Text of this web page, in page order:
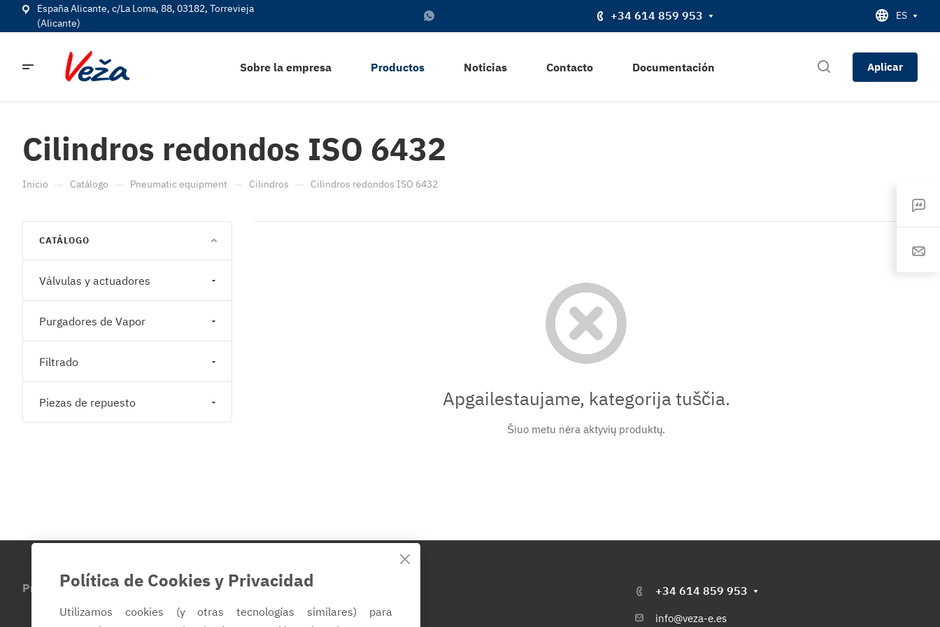
España Alicante, c/La Loma, 88, 03182, Torrevieja
(Alicante)
+34 614 859 953 ES
Sobre la empresa Productos Noticias Contacto Documentación Aplicar
Cilindros redondos ISO 6432
Inicio — Catálogo — Pneumatic equipment — Cilindros — Cilindros redondos ISO 6432
Apgailestaujame, kategorija tuščia.
Šiuo metu nėra aktyvių produktų.
CATÁLOGO
Válvulas y actuadores
Purgadores de Vapor
Filtrado
Piezas de repuesto
Productos Sobre la empresa Contacto +34 614 859 953
info@veza-e.es
Política de Cookies y Privacidad
Utilizamos cookies (y otras tecnologías similares) para